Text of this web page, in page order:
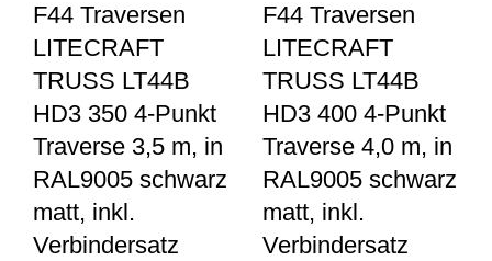
F44 Traversen
LITECRAFT
TRUSS LT44B
HD3 350 4-Punkt
Traverse 3,5 m, in
RAL9005 schwarz
matt, inkl.
Verbindersatz
F44 Traversen
LITECRAFT
TRUSS LT44B
HD3 400 4-Punkt
Traverse 4,0 m, in
RAL9005 schwarz
matt, inkl.
Verbindersatz